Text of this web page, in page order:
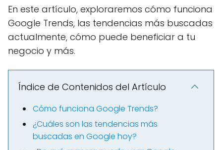
En este artículo, exploraremos cómo funciona
Google Trends, las tendencias más buscadas
actualmente, cómo puede beneficiar a tu
negocio y más.
Índice de Contenidos del Artículo
Cómo funciona Google Trends?
¿Cuáles son las tendencias más
buscadas en Google hoy?